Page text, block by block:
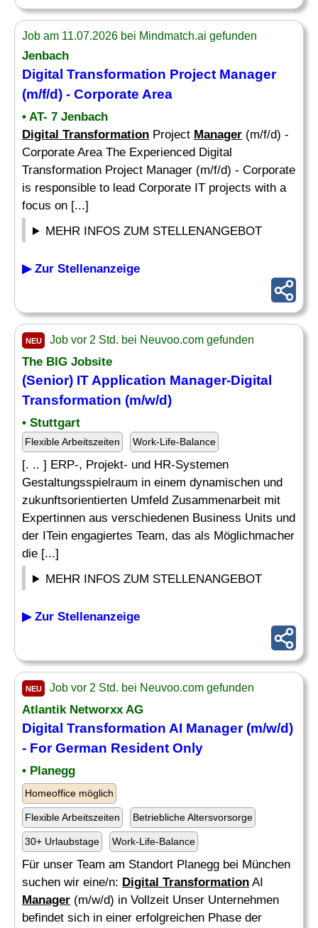
Job am 11.07.2026 bei Mindmatch.ai gefunden
Jenbach
Digital Transformation Project Manager
(m/f/d) - Corporate Area
• AT- 7 Jenbach
Digital Transformation Project Manager (m/f/d) -
Corporate Area The Experienced Digital
Transformation Project Manager (m/f/d) - Corporate
is responsible to lead Corporate IT projects with a
focus on [...]
MEHR INFOS ZUM STELLENANGEBOT
▶ Zur Stellenanzeige
NEU Job vor 2 Std. bei Neuvoo.com gefunden
The BIG Jobsite
(Senior) IT Application Manager-Digital
Transformation (m/w/d)
• Stuttgart
Flexible Arbeitszeiten Work-Life-Balance
[. .. ] ERP-, Projekt- und HR-Systemen
Gestaltungsspielraum in einem dynamischen und
zukunftsorientierten Umfeld Zusammenarbeit mit
Expertinnen aus verschiedenen Business Units und
der ITein engagiertes Team, das als Möglichmacher
die [...]
MEHR INFOS ZUM STELLENANGEBOT
▶ Zur Stellenanzeige
NEU Job vor 2 Std. bei Neuvoo.com gefunden
Atlantik Networxx AG
Digital Transformation AI Manager(m/w/d)
- For German Resident Only
• Planegg
Homeoffice möglich
Flexible Arbeitszeiten Betriebliche Altersvorsorge
30+ Urlaubstage Work-Life-Balance
Für unser Team am Standort Planegg bei München
suchen wir eine/n: Digital Transformation AI
Manager (m/w/d) in Vollzeit Unser Unternehmen
befindet sich in einer erfolgreichen Phase der